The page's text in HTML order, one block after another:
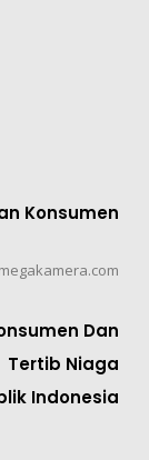
Konsumen
Dan
Tertib Niaga
Indonesia